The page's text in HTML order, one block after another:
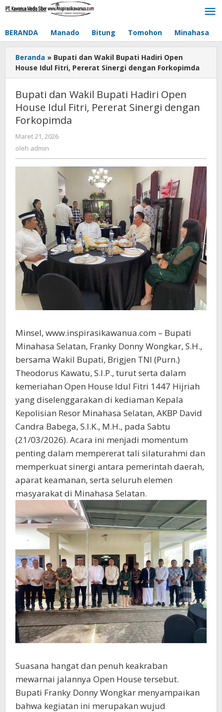
Lewati
BERANDA Manado Bitung Tomohon Minahasa
Beranda » Bupati dan Wakil Bupati Hadiri Open
House Idul Fitri, Pererat Sinergi dengan Forkopimda
Bupati dan Wakil Bupati Hadiri Open
House Idul Fitri, Pererat Sinergi dengan
Forkopimda
Maret 21, 2026
oleh admin
Minsel, www.inspirasikawanua.com – Bupati
Minahasa Selatan, Franky Donny Wongkar, S.H.,
bersama Wakil Bupati, Brigjen TNI (Purn.)
Theodorus Kawatu, S.I.P., turut serta dalam
kemeriahan Open House Idul Fitri 1447 Hijriah
yang diselenggarakan di kediaman Kepala
Kepolisian Resor Minahasa Selatan, AKBP David
Candra Babega, S.I.K., M.H., pada Sabtu
(21/03/2026). Acara ini menjadi momentum
penting dalam mempererat tali silaturahmi dan
memperkuat sinergi antara pemerintah daerah,
aparat keamanan, serta seluruh elemen
masyarakat di Minahasa Selatan.
Suasana hangat dan penuh keakraban
mewarnai jalannya Open House tersebut.
Bupati Franky Donny Wongkar menyampaikan
bahwa kegiatan ini merupakan wujud